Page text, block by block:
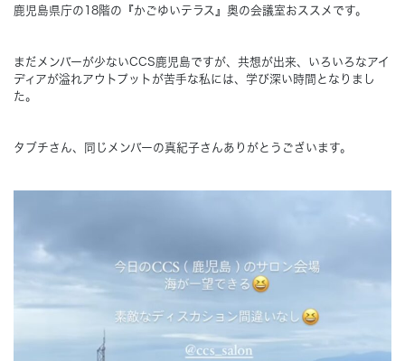
Techno EX テクノストラクチャーEX
鹿児島県庁の18階の『かごゆいテラス』奥の会議室おススメです。
まだメンバーが少ないCCS鹿児島ですが、共想が出来、いろいろなアイ
ディアが溢れアウトプットが苦手な私には、学び深い時間となりまし
た。
タブチさん、同じメンバーの真紀子さんありがとうございます。